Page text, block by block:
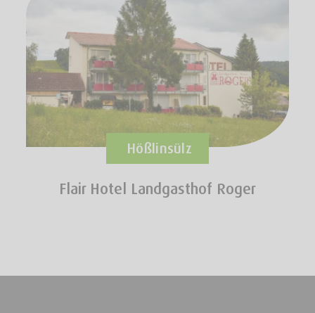
Hößlinsülz
Flair Hotel Landgasthof Roger